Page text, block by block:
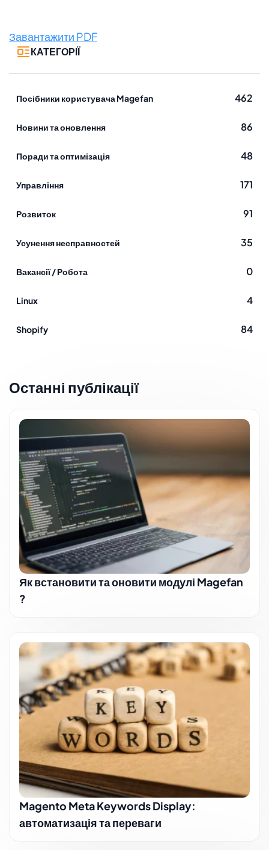
Завантажити PDF
КАТЕГОРІЇ
Посібники користувача Magefan 462
Новини та оновлення 86
Поради та оптимізація 48
Управління 171
Розвиток 91
Усунення несправностей 35
Вакансії / Робота 0
Linux 4
Shopify 84
Останні публікації
Як встановити та оновити модулі Magefan
?
Magento Meta Keywords Display:
автоматизація та переваги